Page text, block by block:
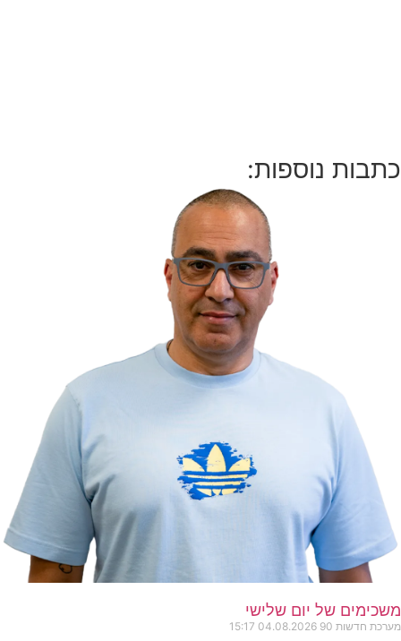
כתבות נוספות:
משכימים של יום שלישי
מערכת חדשות 90 04.08.2026
15:17